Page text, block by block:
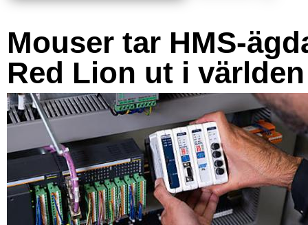
Mouser tar HMS-
Red Lion ut i världen